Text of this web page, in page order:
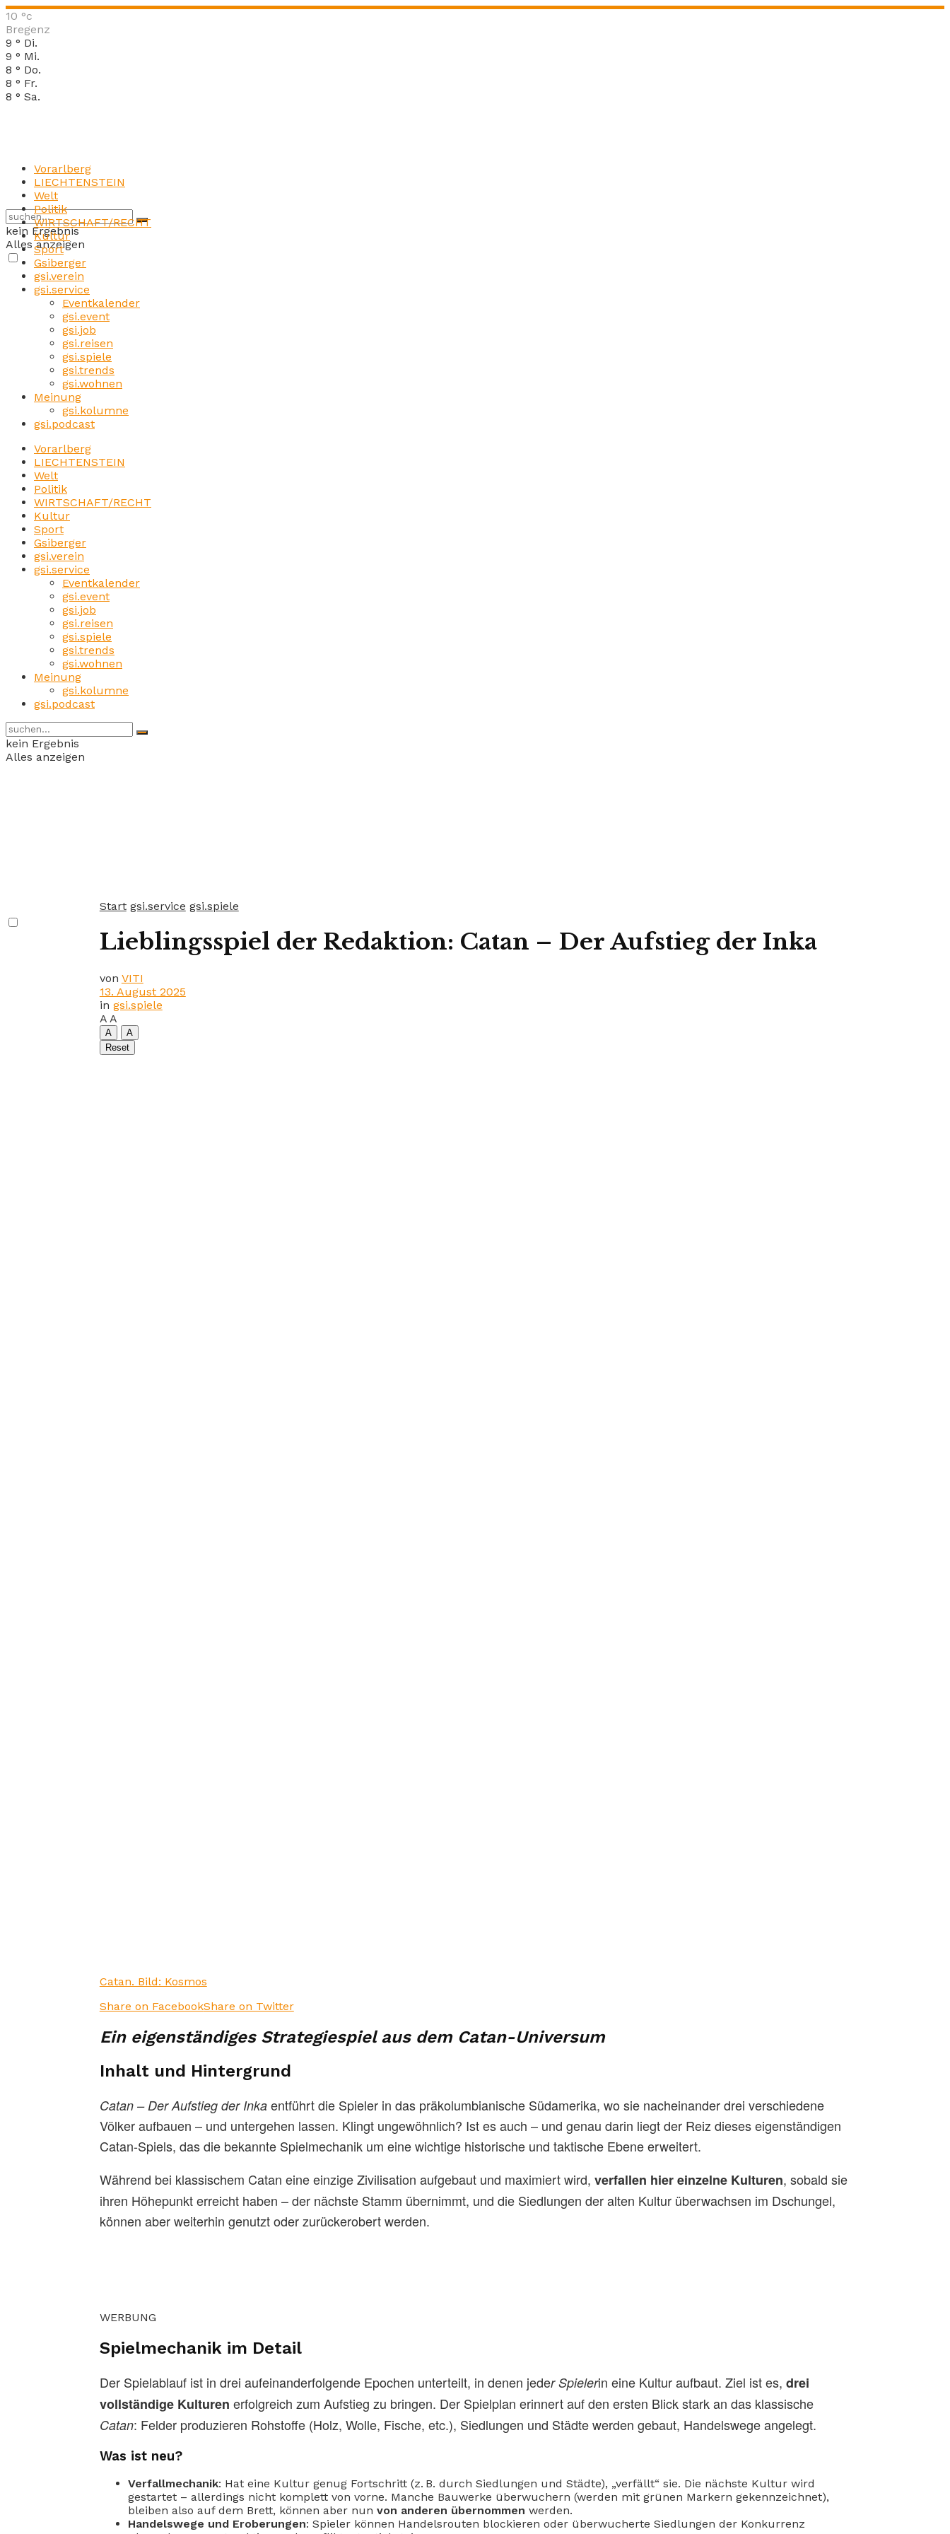
10 °c
Bregenz
9 ° Di.
9 ° Mi.
8 ° Do.
8 ° Fr.
8 ° Sa.
kein Ergebnis
Alles anzeigen
Vorarlberg
LIECHTENSTEIN
Welt
Politik
WIRTSCHAFT/RECHT
Kultur
Sport
Gsiberger
gsi.verein
gsi.service
Eventkalender
gsi.event
gsi.job
gsi.reisen
gsi.spiele
gsi.trends
gsi.wohnen
Meinung
gsi.kolumne
gsi.podcast
Vorarlberg
LIECHTENSTEIN
Welt
Politik
WIRTSCHAFT/RECHT
Kultur
Sport
Gsiberger
gsi.verein
gsi.service
Eventkalender
gsi.event
gsi.job
gsi.reisen
gsi.spiele
gsi.trends
gsi.wohnen
Meinung
gsi.kolumne
gsi.podcast
kein Ergebnis
Alles anzeigen
Start gsi.service gsi.spiele
Lieblingsspiel der Redaktion: Catan – Der Aufstieg der Inka
von VITI
13. August 2025
in gsi.spiele
A A
A
A
Reset
Catan. Bild: Kosmos
Share on FacebookShare on Twitter
Ein eigenständiges Strategiespiel aus dem Catan-Universum
Inhalt und Hintergrund
Catan – Der Aufstieg der Inkaentführt die Spieler in das präkolumbianische Südamerika, wo sie nacheinander drei verschiedene
Völker aufbauen – und untergehen lassen. Klingt ungewöhnlich? Ist es auch – und genau darin liegt der Reiz dieses eigenständigen
Catan-Spiels, das die bekannte Spielmechanik um eine wichtige historische und taktische Ebene erweitert.
Während bei klassischem Catan eine einzige Zivilisation aufgebaut und maximiert wird, verfallen hier einzelne Kulturen, sobald sie
ihren Höhepunkt erreicht haben – der nächste Stamm übernimmt, und die Siedlungen der alten Kultur überwachsen im Dschungel,
können aber weiterhin genutzt oder zurückerobert werden.
WERBUNG
Spielmechanik im Detail
Der Spielablauf ist in drei aufeinanderfolgende Epochen unterteilt, in denen jeder Spielerin eine Kultur aufbaut. Ziel ist es, drei
vollständige Kulturen erfolgreich zum Aufstieg zu bringen. Der Spielplan erinnert auf den ersten Blick stark an das klassische
Catan: Felder produzieren Rohstoffe (Holz, Wolle, Fische, etc.), Siedlungen und Städte werden gebaut, Handelswege angelegt.
Was ist neu?
Verfallmechanik: Hat eine Kultur genug Fortschritt (z. B. durch Siedlungen und Städte), „verfällt“ sie. Die nächste Kultur wird
gestartet – allerdings nicht komplett von vorne. Manche Bauwerke überwuchern (werden mit grünen Markern gekennzeichnet),
bleiben also auf dem Brett, können aber nun von anderen übernommen werden.
Handelswege und Eroberungen: Spieler können Handelsrouten blockieren oder überwucherte Siedlungen der Konkurrenz